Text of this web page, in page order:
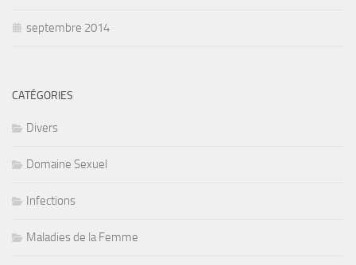
septembre 2014
CATÉGORIES
Divers
Domaine Sexuel
Infections
Maladies de la Femme